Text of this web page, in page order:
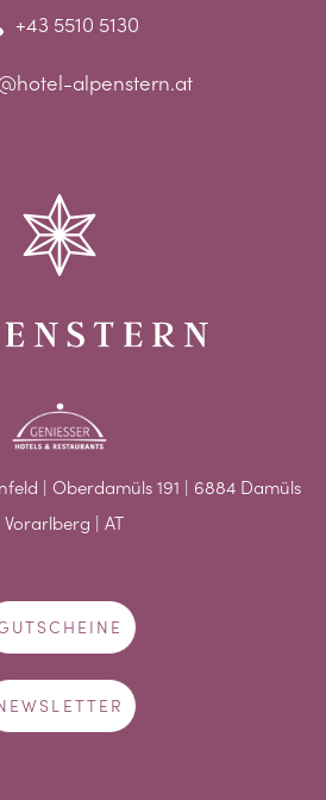
+43 5510 5130
alpenstern.at
| Oberdamüls 191 | 6884 Damüls
Vorarlberg | AT